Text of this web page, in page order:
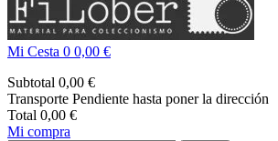
Mi Cesta 0 0,00 €
Subtotal 0,00 €
Transporte Pendiente hasta poner la dirección
Total 0,00 €
Mi compra